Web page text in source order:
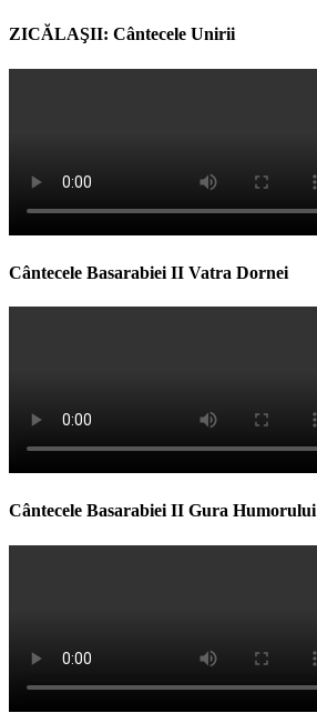
ZICĂLAŞII: Cântecele Unirii
Cântecele Basarabiei II Vatra Dornei
Cântecele Basarabiei II Gura Humorului